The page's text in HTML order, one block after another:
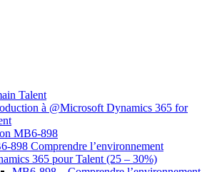
Talent
à @Microsoft Dynamics 365 for
MB6-898
898 Comprendre l’environnement
365 pour Talent (25 – 30%)